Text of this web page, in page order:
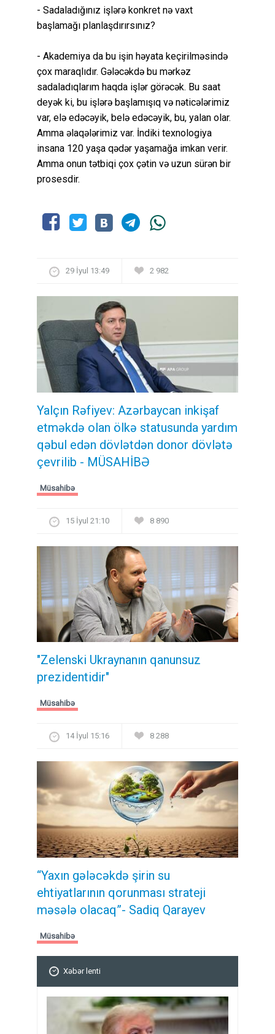
- Sadaladığınız işlərə konkret nə vaxt
başlamağı planlaşdırırsınız?
- Akademiya da bu işin həyata keçirilməsində
çox maraqlıdır. Gələcəkdə bu mərkəz
sadaladıqlarım haqda işlər görəcək. Bu saat
deyək ki, bu işlərə başlamışıq və nəticələrimiz
var, elə edəcəyik, belə edəcəyik, bu, yalan olar.
Amma əlaqələrimiz var. İndiki texnologiya
insana 120 yaşa qədər yaşamağa imkan verir.
Amma onun tətbiqi çox çətin və uzun sürən bir
prosesdir.
29 İyul 13:49 2 982
Yalçın Rəfiyev: Azərbaycan inkişaf
etməkdə olan ölkə statusunda yardım
qəbul edən dövlətdən donor dövlətə
çevrilib - MÜSAHİBƏ
Müsahibə
15 İyul 21:10 8 890
"Zelenski Ukraynanın qanunsuz
prezidentidir"
Müsahibə
14 İyul 15:16 8 288
“Yaxın gələcəkdə şirin su
ehtiyatlarının qorunması strateji
məsələ olacaq”- Sadiq Qarayev
Müsahibə
Xəbər lenti